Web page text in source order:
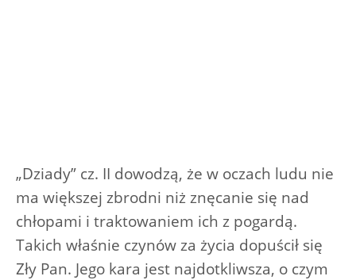
„Dziady” cz. II dowodzą, że w oczach ludu nie
ma większej zbrodni niż znęcanie się nad
chłopami i traktowaniem ich z pogardą.
Takich właśnie czynów za życia dopuścił się
Zły Pan. Jego kara jest najdotkliwsza, o czym